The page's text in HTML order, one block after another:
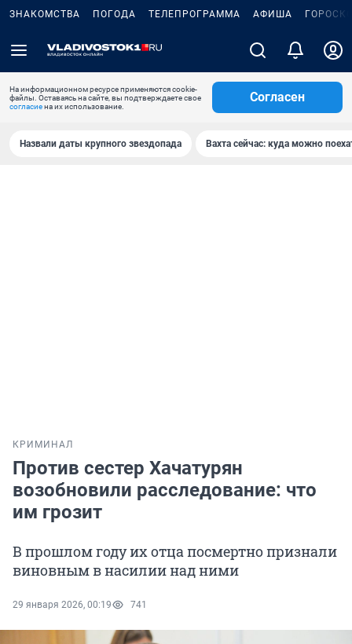
ЗНАКОМСТВА ПОГОДА ТЕЛЕПРОГРАММА АФИША
На информационном ресурсе применяются cookie-
файлы. Оставаясь на сайте, вы подтверждаете свое
согласиена их использование.
Согласен
Назвали даты крупного звездопада Вахта сейчас: куда можно
КРИМИНАЛ
Против сестер Хачатурян
возобновили расследование: что
им грозит
В прошлом году их отца посмертно признали
виновным в насилии над ними
29 января 2026, 00:19 741